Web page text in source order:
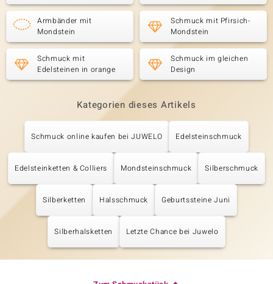
Armbänder mit
Mondstein
Schmuck mit Pfirsich-
Mondstein
Schmuck mit
Edelsteinen in orange
Schmuck im gleichen
Design
Kategorien dieses Artikels
Schmuck online kaufen bei JUWELO Edelsteinschmuck
Edelsteinketten & Colliers Mondsteinschmuck Silberschmuck
Silberketten Halsschmuck Geburtssteine Juni
Silberhalsketten Letzte Chance bei Juwelo